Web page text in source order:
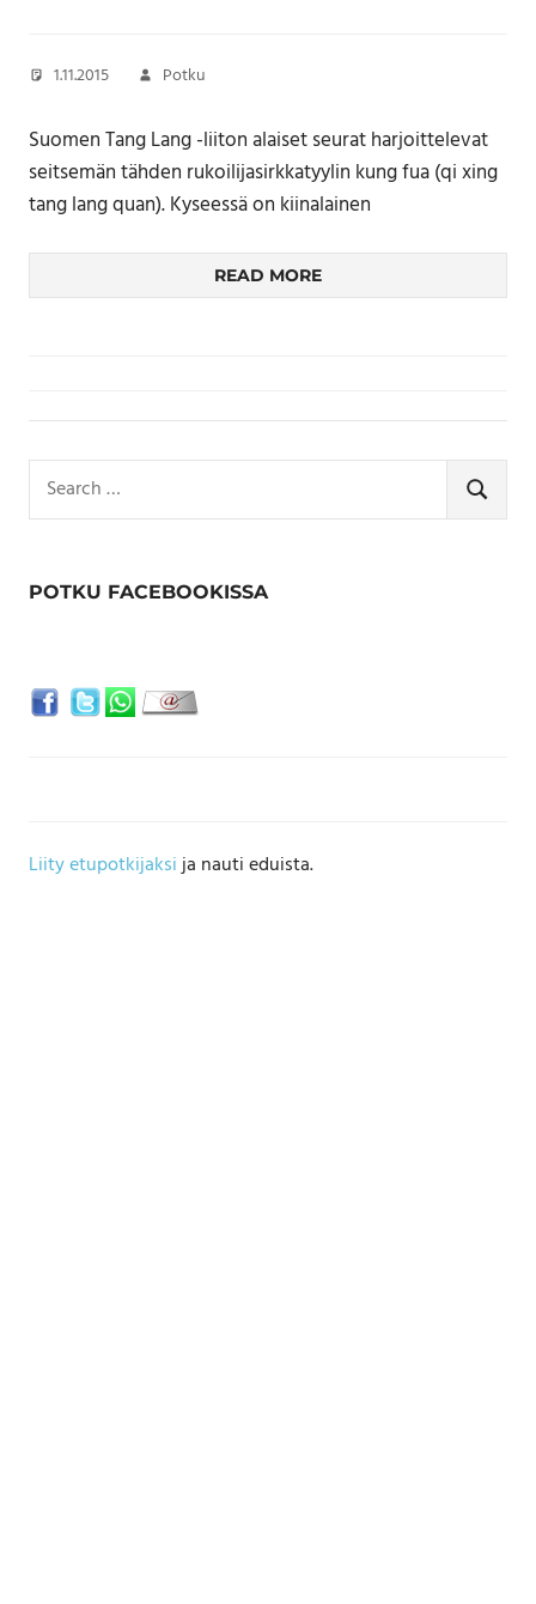
1.11.2015 Potku
Suomen Tang Lang -liiton alaiset seurat harjoittelevat
seitsemän tähden rukoilijasirkkatyylin kung fua (qi xing
tang lang quan). Kyseessä on kiinalainen
READ MORE
for:
SEARCH
POTKU FACEBOOKISSA
Liity etupotkijaksija nauti eduista.